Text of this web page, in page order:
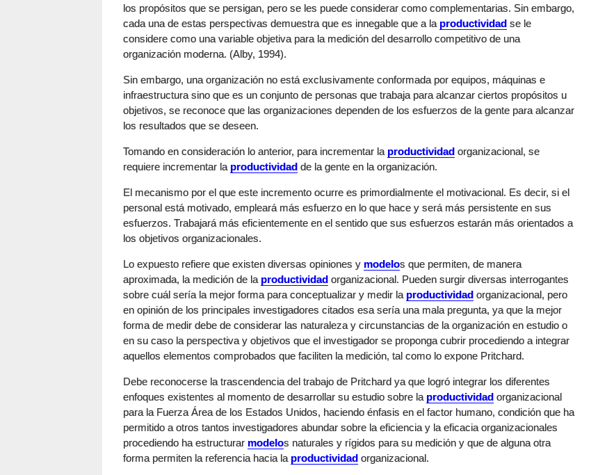
los propósitos que se persigan, pero se les puede considerar como complementarias. Sin embargo,
cada una de estas perspectivas demuestra que es innegable que a la productividad se le
considere como una variable objetiva para la medición del desarrollo competitivo de una
organización moderna. (Alby, 1994).
Sin embargo, una organización no está exclusivamente conformada por equipos, máquinas e
infraestructura sino que es un conjunto de personas que trabaja para alcanzar ciertos propósitos u
objetivos, se reconoce que las organizaciones dependen de los esfuerzos de la gente para alcanzar
los resultados que se deseen.
Tomando en consideración lo anterior, para incrementar la productividad organizacional, se
requiere incrementar la productividad de la gente en la organización.
El mecanismo por el que este incremento ocurre es primordialmente el motivacional. Es decir, si el
personal está motivado, empleará más esfuerzo en lo que hace y será más persistente en sus
esfuerzos. Trabajará más eficientemente en el sentido que sus esfuerzos estarán más orientados a
los objetivos organizacionales.
Lo expuesto refiere que existen diversas opiniones y modelos que permiten, de manera
aproximada, la medición de la productividad organizacional. Pueden surgir diversas interrogantes
sobre cuál sería la mejor forma para conceptualizar y medir la productividad organizacional, pero
en opinión de los principales investigadores citados esa sería una mala pregunta, ya que la mejor
forma de medir debe de considerar las naturaleza y circunstancias de la organización en estudio o
en su caso la perspectiva y objetivos que el investigador se proponga cubrir procediendo a integrar
aquellos elementos comprobados que faciliten la medición, tal como lo expone Pritchard.
Debe reconocerse la trascendencia del trabajo de Pritchard ya que logró integrar los diferentes
enfoques existentes al momento de desarrollar su estudio sobre la productividad organizacional
para la Fuerza Área de los Estados Unidos, haciendo énfasis en el factor humano, condición que ha
permitido a otros tantos investigadores abundar sobre la eficiencia y la eficacia organizacionales
procediendo ha estructurar modelos naturales y rígidos para su medición y que de alguna otra
forma permiten la referencia hacia la productividad organizacional.